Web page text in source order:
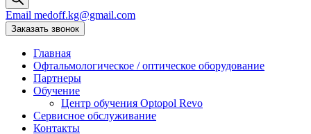
Email medoff.kg@gmail.com
Заказать звонок
Главная
Офтальмологическое / оптическое оборудование
Партнеры
Обучение
Центр обучения Оptopol Revo
Сервисное обслуживание
Контакты